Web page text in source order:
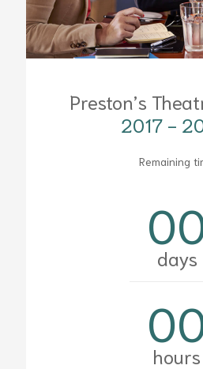
Preston’s
2017 -
Remaining
days
hours